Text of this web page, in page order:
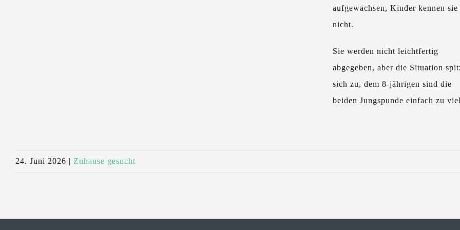
aufgewachsen, Kinder kennen sie
nicht.
Sie werden nicht leichtfertig
abgegeben, aber die Situation
sich zu, dem 8-jährigen sind die
beiden Jungspunde einfach zu
24. Juni 2026 | Zuhause gesucht